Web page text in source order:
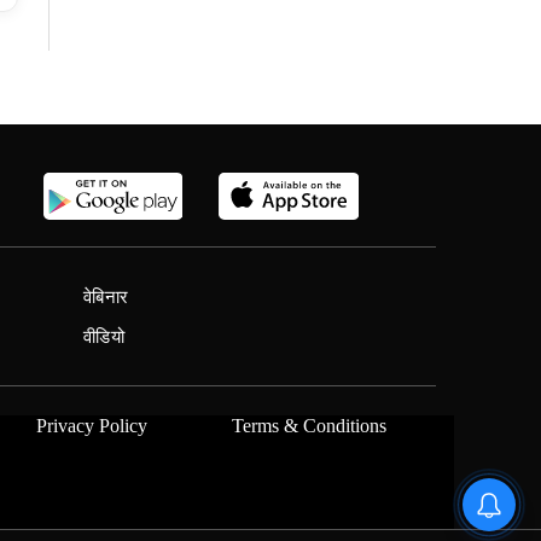
वेबिनार
वीडियो
Privacy Policy Terms & Conditions